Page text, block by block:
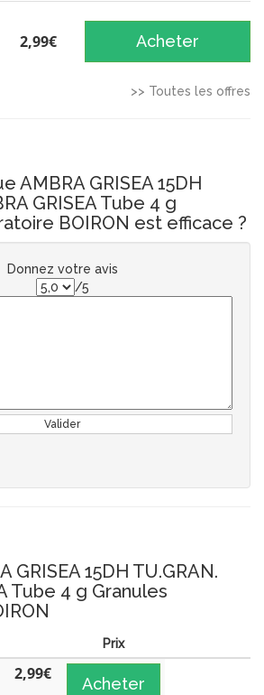
2,99€ Acheter
>> Toutes les offres
AMBRA GRISEA 15DH
GRISEA Tube 4 g
BOIRON est efficace ?
Donnez votre avis
/5
Valider
GRISEA 15DH TU.GRAN.
Tube 4 g Granules
Prix
2,99€
Acheter